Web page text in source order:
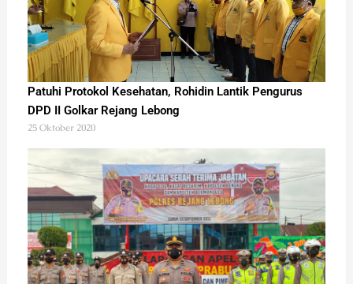
Patuhi Protokol Kesehatan, Rohidin Lantik Pengurus
DPD II Golkar Rejang Lebong
25 Oktober 2020